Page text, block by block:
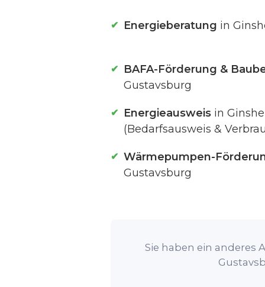
Energieberatung in
BAFA-Förderung &
Gustavsburg
Energieausweis in
(Bedarfsausweis &
Wärmepumpen-
Gustavsburg
Sie haben ein anderes